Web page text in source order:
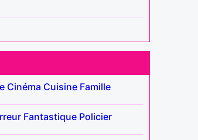
Cinéma Cuisine Famille
Fantastique Policier